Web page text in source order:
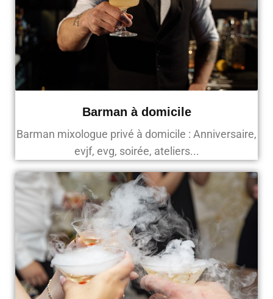
Barman à domicile
Barman mixologue privé à domicile : Anniversaire,
evjf, evg, soirée, ateliers...